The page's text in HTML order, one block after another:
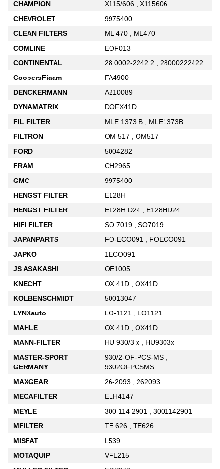
CHAMPION
X115/606 , X115606
CHEVROLET
9975400
CLEAN FILTERS
ML 470 , ML470
COMLINE
EOF013
CONTINENTAL
28.0002-2242.2 , 28000222422
CoopersFiaam
FA4900
DENCKERMANN
A210089
DYNAMATRIX
DOFX41D
FIL FILTER
MLE 1373 B , MLE1373B
FILTRON
OM 517 , OM517
FORD
5004282
FRAM
CH2965
GMC
9975400
HENGST FILTER
E128H
HENGST FILTER
E128H D24 , E128HD24
HIFI FILTER
SO 7019 , SO7019
JAPANPARTS
FO-ECO091 , FOECO091
JAPKO
1ECO091
JS ASAKASHI
OE1005
KNECHT
OX 41D , OX41D
KOLBENSCHMIDT
50013047
LYNXauto
LO-1121 , LO1121
MAHLE
OX 41D , OX41D
MANN-FILTER
HU 930/3 x , HU9303x
MASTER-SPORT
GERMANY
930/2-OF-PCS-MS ,
9302OFPCSMS
MAXGEAR
26-2093 , 262093
MECAFILTER
ELH4147
MEYLE
300 114 2901 , 3001142901
MFILTER
TE 626 , TE626
MISFAT
L539
MOTAQUIP
VFL215